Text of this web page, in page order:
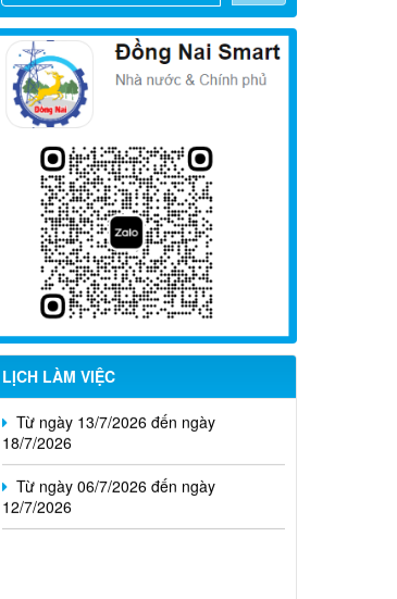
LỊCH LÀM VIỆC
Từ ngày 03/8/2026 đến ngày
09/8/2026
Từ ngày 27/7/2026 đến ngày
02/8/2026
26/7/2026
Từ ngày 13/7/2026 đến ngày
18/7/2026
Từ ngày 06/7/2026 đến ngày
12/7/2026